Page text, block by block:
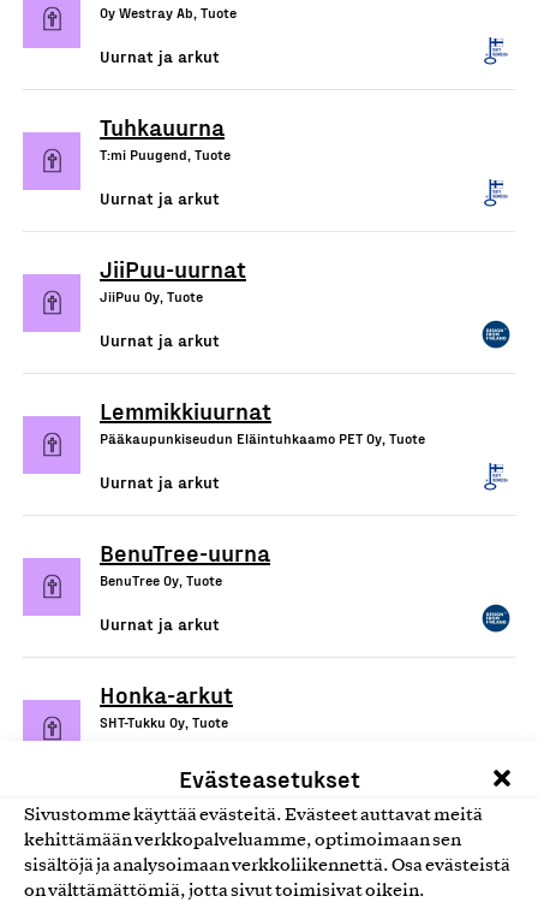
Evästeasetukset
Sivustomme käyttää evästeitä. Evästeet auttavat meitä
kehittämään verkkopalveluamme, optimoimaan sen
sisältöjä ja analysoimaan verkkoliikennettä. Osa evästeistä
on välttämättömiä, jotta sivut toimisivat oikein.
Oy Westray Ab, Tuote
Uurnat ja arkut
Tuhkauurna
T:mi Puugend, Tuote
Uurnat ja arkut
JiiPuu-uurnat
JiiPuu Oy, Tuote
Uurnat ja arkut
Lemmikkiuurnat
Pääkaupunkiseudun Eläintuhkaamo PET Oy, Tuote
Uurnat ja arkut
BenuTree-uurna
BenuTree Oy, Tuote
Uurnat ja arkut
Honka-arkut
SHT-Tukku Oy, Tuote